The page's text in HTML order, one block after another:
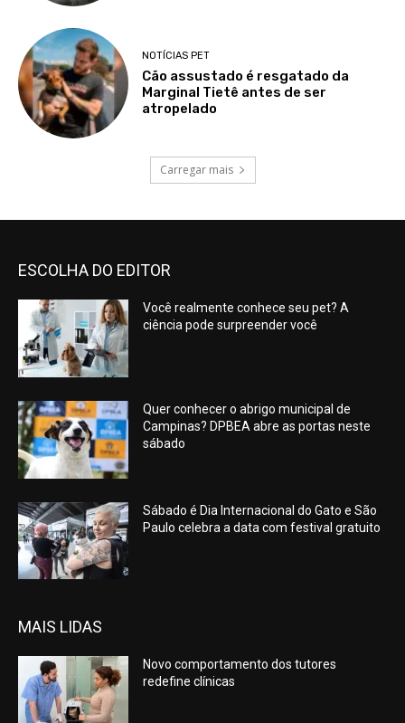
NOTÍCIAS PET
Cão assustado é resgatado da
Marginal Tietê antes de ser
atropelado
Carregar mais
ESCOLHA DO EDITOR
Você realmente conhece seu pet? A
ciência pode surpreender você
Quer conhecer o abrigo municipal de
Campinas? DPBEA abre as portas neste
sábado
Sábado é Dia Internacional do Gato e São
Paulo celebra a data com festival gratuito
MAIS LIDAS
Novo comportamento dos tutores
redefine clínicas